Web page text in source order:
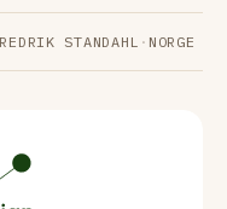
STANDAHL · NORGE